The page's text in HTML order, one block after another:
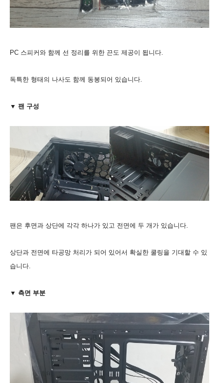
PC 스피커와 함께 선 정리를 위한 끈도 제공이 됩니다.
독특한 형태의 나사도 함께 동봉되어 있습니다.
▼ 팬 구성
팬은 후면과 상단에 각각 하나가 있고 전면에 두 개가 있습니다.
상단과 전면에 타공망 처리가 되어 있어서 확실한 쿨링을 기대할 수 있
습니다.
▼ 측면 부분